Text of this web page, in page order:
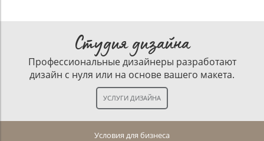
Студия дизайна
Профессиональные дизайнеры разработают
дизайн с нуля или на основе вашего макета.
Условия для бизнеса